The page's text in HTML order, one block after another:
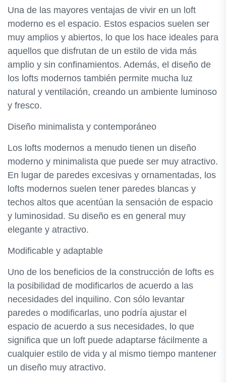
Una de las mayores ventajas de vivir en un loft
moderno es el espacio. Estos espacios suelen ser
muy amplios y abiertos, lo que los hace ideales para
aquellos que disfrutan de un estilo de vida más
amplio y sin confinamientos. Además, el diseño de
los lofts modernos también permite mucha luz
natural y ventilación, creando un ambiente luminoso
y fresco.
Diseño minimalista y contemporáneo
Los lofts modernos a menudo tienen un diseño
moderno y minimalista que puede ser muy atractivo.
En lugar de paredes excesivas y ornamentadas, los
lofts modernos suelen tener paredes blancas y
techos altos que acentúan la sensación de espacio
y luminosidad. Su diseño es en general muy
elegante y atractivo.
Modificable y adaptable
Uno de los beneficios de la construcción de lofts es
la posibilidad de modificarlos de acuerdo a las
necesidades del inquilino. Con sólo levantar
paredes o modificarlas, uno podría ajustar el
espacio de acuerdo a sus necesidades, lo que
significa que un loft puede adaptarse fácilmente a
cualquier estilo de vida y al mismo tiempo mantener
un diseño muy atractivo.